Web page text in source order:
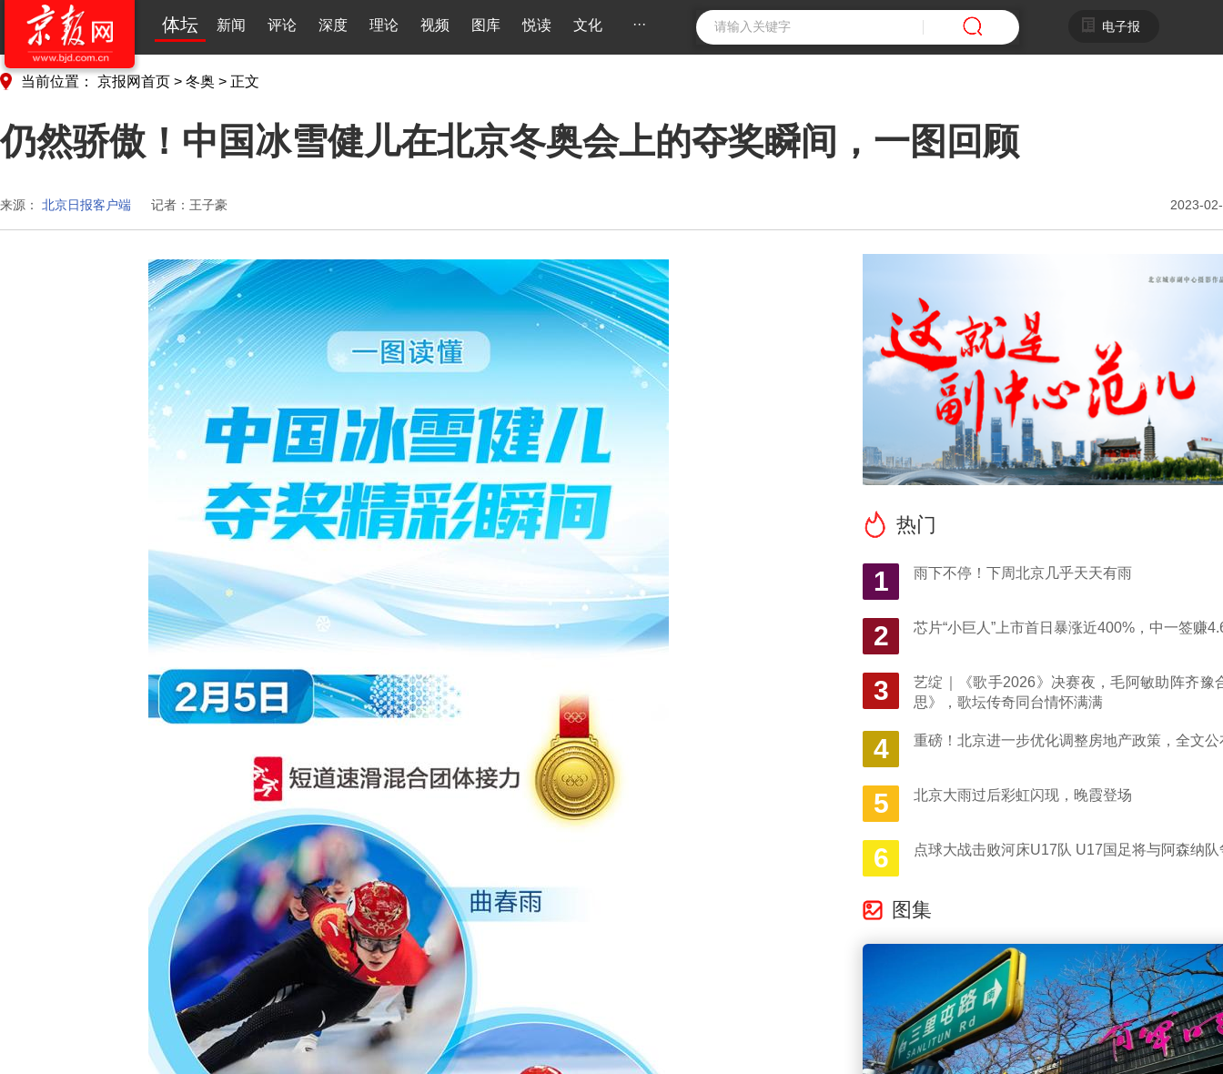
体坛 新闻 评论 深度 理论 视频 图库 悦读 文化 ··· 电子报
当前位置： 京报网首页 > 冬奥 > 正文
仍然骄傲！中国冰雪健儿在北京冬奥会上的夺奖瞬间，一图回顾
来源： 北京日报客户端 记者：王子豪 2023-
热门
1 雨下不停！下周北京几乎天天有雨
2 芯片“小巨人”上市首日暴涨近400%，中一签赚
3
艺绽｜《歌手2026》决赛夜，毛阿敏助阵齐豫
思》，歌坛传奇同台情怀满满
4 重磅！北京进一步优化调整房地产政策，全文公
5 北京大雨过后彩虹闪现，晚霞登场
6 点球大战击败河床U17队 U17国足将与阿森纳队
图集